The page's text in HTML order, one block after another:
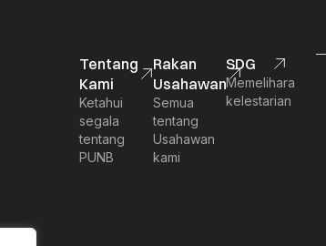
Tentang
Kami
Ketahui
segala
tentang
PUNB
Rakan
Usahawan
Semua
tentang
Usahawan
kami
SDG
Memelihara
kelestarian